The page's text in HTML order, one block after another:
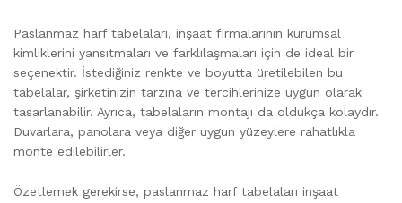
Paslanmaz harf tabelaları, inşaat firmalarının kurumsal
kimliklerini yansıtmaları ve farklılaşmaları için de ideal bir
seçenektir. İstediğiniz renkte ve boyutta üretilebilen bu
tabelalar, şirketinizin tarzına ve tercihlerinize uygun olarak
tasarlanabilir. Ayrıca, tabelaların montajı da oldukça kolaydır.
Duvarlara, panolara veya diğer uygun yüzeylere rahatlıkla
monte edilebilirler.
Özetlemek gerekirse, paslanmaz harf tabelaları inşaat